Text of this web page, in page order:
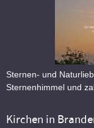
Sternen- und
Sternenhimmel und
Kirchen in